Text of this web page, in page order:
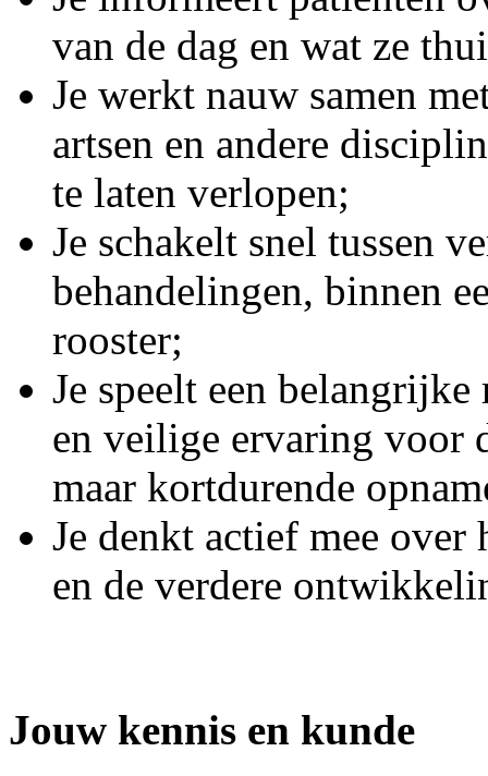
van de dag en wat ze
Je werkt nauw samen
artsen en andere
te laten verlopen;
Je schakelt snel tussen
behandelingen, binnen
rooster;
Je speelt een
en veilige ervaring voor
maar kortdurende
Je denkt actief mee over
en de verdere
Jouw kennis en kunde